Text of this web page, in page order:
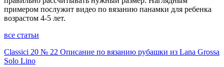
примером послужит видео по вязанию панамки для ребенка
возрастом 4-5 лет.
все статьи
Classici 20 № 22 Описание по вязанию рубашки из Lana Grossa
Solo Lino